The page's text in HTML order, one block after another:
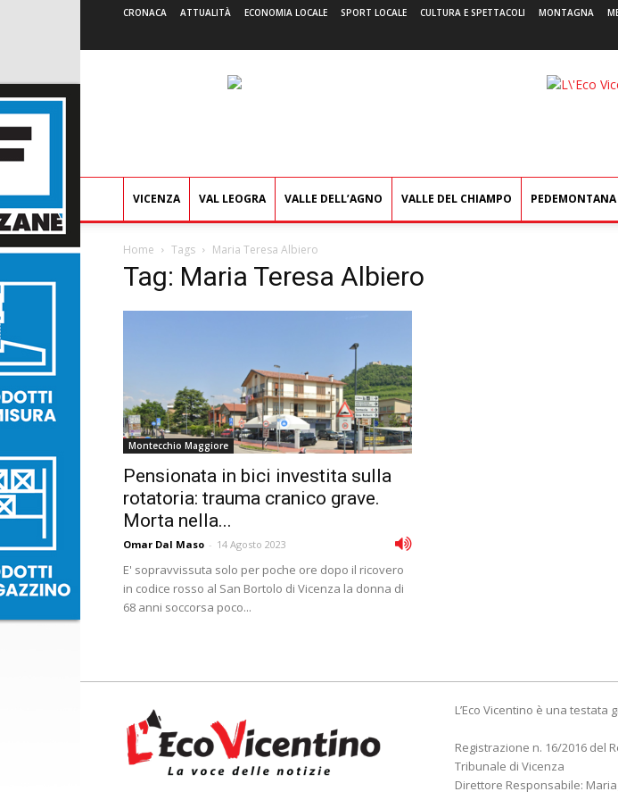
CRONACA ATTUALITÀ ECONOMIA LOCALE SPORT LOCALE CULTURA E SPETTACOLI MONTAGNA
VICENZA VAL LEOGRA VALLE DELL’AGNO VALLE DEL CHIAMPO PEDEMONTANA
Home Tags Maria Teresa Albiero
Tag: Maria Teresa Albiero
Montecchio Maggiore
Pensionata in bici investita sulla
rotatoria: trauma cranico grave.
Morta nella...
Omar Dal Maso - 14 Agosto 2023
E' sopravvissuta solo per poche ore dopo il ricovero
in codice rosso al San Bortolo di Vicenza la donna di
68 anni soccorsa poco...
L’Eco Vicentino è una testata
Registrazione n. 16/2016 del
Tribunale di Vicenza
Direttore Responsabile: